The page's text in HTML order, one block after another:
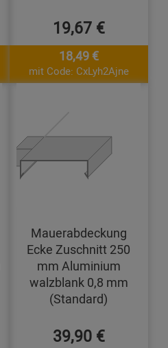
19,67 €
18,49 €
mit Code: CxLyh2Ajne
Mauerabdeckung
Ecke Zuschnitt 250
mm Aluminium
walzblank 0,8 mm
(Standard)
39,90 €